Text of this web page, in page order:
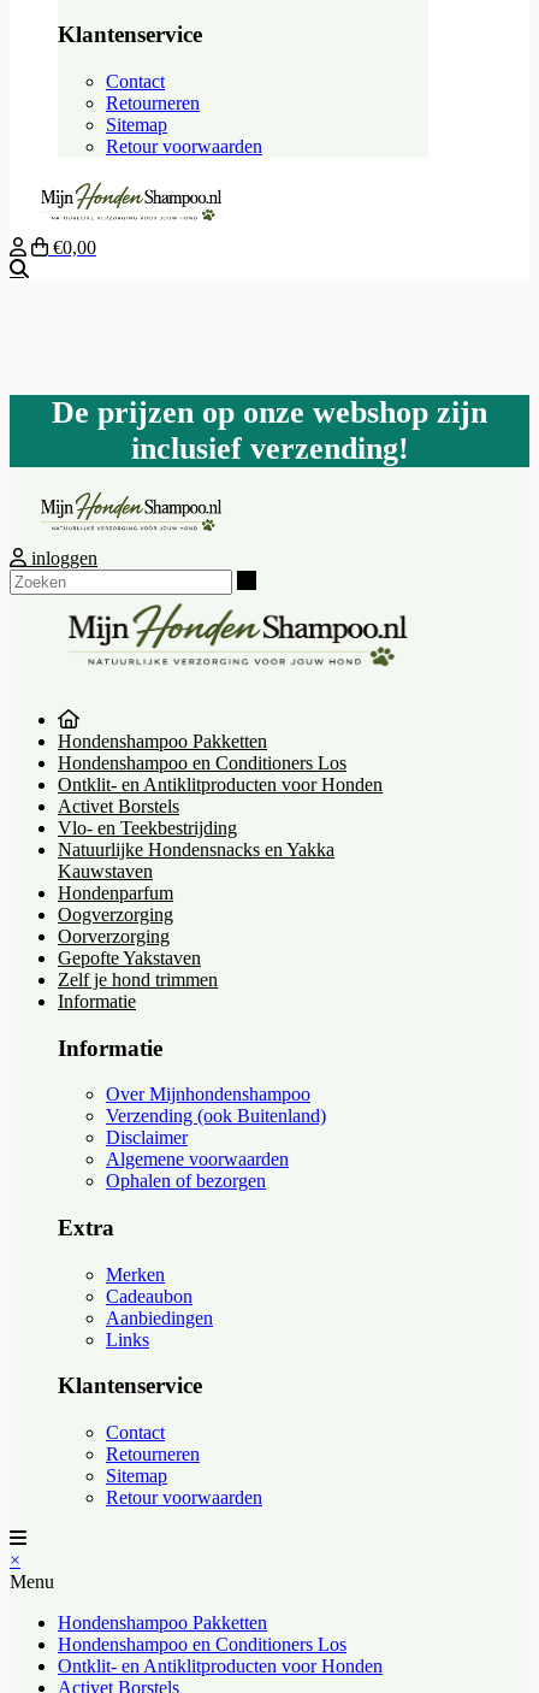
Klantenservice
Contact
Retourneren
Sitemap
Retour voorwaarden
€0,00
De prijzen op onze webshop zijn
inclusief verzending!
inloggen
Hondenshampoo Pakketten
Hondenshampoo en Conditioners Los
Ontklit- en Antiklitproducten voor Honden
Activet Borstels
Vlo- en Teekbestrijding
Natuurlijke Hondensnacks en Yakka
Kauwstaven
Hondenparfum
Oogverzorging
Oorverzorging
Gepofte Yakstaven
Zelf je hond trimmen
Informatie
Informatie
Over Mijnhondenshampoo
Verzending (ook Buitenland)
Disclaimer
Algemene voorwaarden
Ophalen of bezorgen
Extra
Merken
Cadeaubon
Aanbiedingen
Links
Klantenservice
Contact
Retourneren
Sitemap
Retour voorwaarden
×
Menu
Hondenshampoo Pakketten
Hondenshampoo en Conditioners Los
Ontklit- en Antiklitproducten voor Honden
Activet Borstels